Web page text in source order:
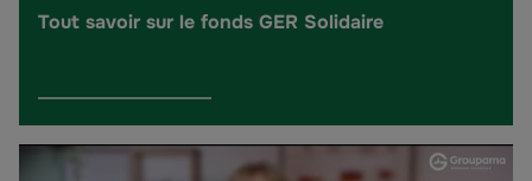
Tout savoir sur le fonds GER Solidaire